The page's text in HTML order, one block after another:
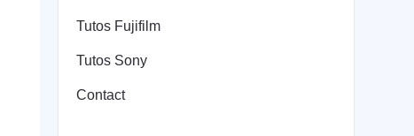
Tutos Fujifilm
Tutos Sony
Contact